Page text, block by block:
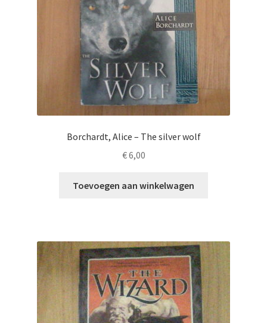
Borchardt, Alice – The silver wolf
€6,00
Toevoegen aan winkelwagen